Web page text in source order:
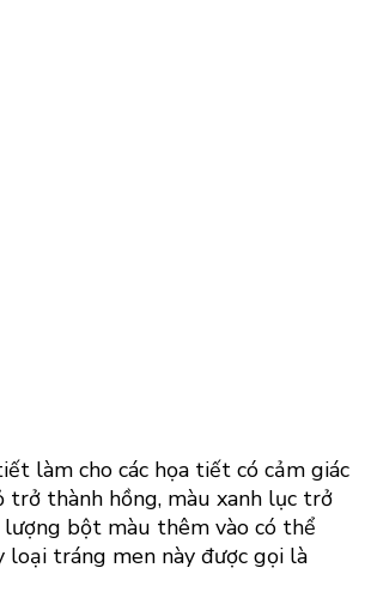
làm cho các họa tiết có cảm giác
trở thành hồng, màu xanh lục trở
bột màu thêm vào có thể
loại tráng men này được gọi là